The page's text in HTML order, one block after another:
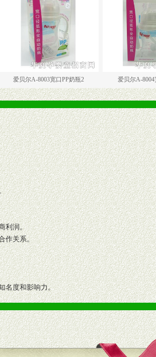
宽口PP奶瓶2 爱贝尔A-8004宽口PP奶瓶1
利润。
作关系。
名度和影响力。